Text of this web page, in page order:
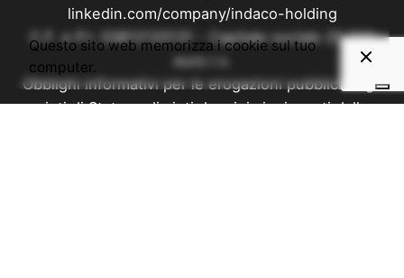
linkedin.com/company/indaco-holding
C.F. e P.I. 03812120131 - Capitale sociale 20.000
euro i.v.
Obblighi informativi per le erogazioni pubbliche: gli
aiuti di Stato e gli aiuti de minimis ricevuti dalla
Questo sito web memorizza i cookie sul tuo
computer.